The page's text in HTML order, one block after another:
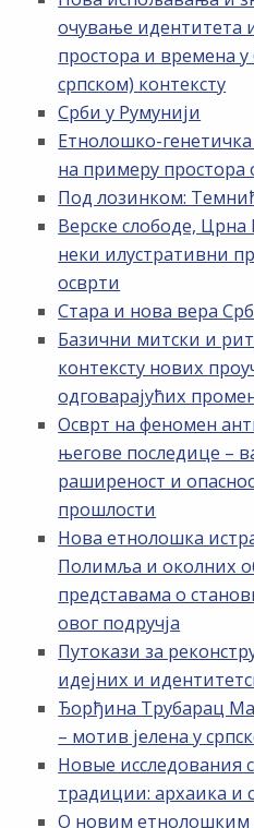
очување идентитета
простора и времена
српском) контексту
Срби у Румунији
Етнолошко-
на примеру
Под лозинком:
Верске слободе,
неки илустративни
осврти
Стара и нова вера
Базични митски и
контексту нових
одговарајућих
Осврт на феномен
његове последице –
раширеност и
прошлости
Нова етнолошка
Полимља и околних
представама о
овог подручја
Путокази за
идејних и
Ђорђина Трубарац
– мотив јелена у
Новые исследования
традиции: архаика и
О новим